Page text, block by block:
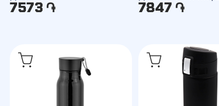
7573 ֏ 7847 ֏